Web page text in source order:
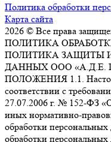
Политика обработки
Карта сайта
2026 © Все права
ПОЛИТИКА
ПОЛИТИКА ЗАЩИТЫ
ДАННЫХ ООО «А.Д.Е.
ПОЛОЖЕНИЯ 1.1.
соответствии с
27.07.2006 г. № 152-ФЗ
иных нормативно-
обработки
обработки